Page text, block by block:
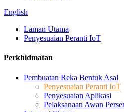
English
Laman Utama
Penyesuaian Peranti IoT
Perkhidmatan
Pembuatan Reka Bentuk Asal
Penyesuaian Peranti IoT
Penyesuaian Aplikasi
Pelaksanaan Awan